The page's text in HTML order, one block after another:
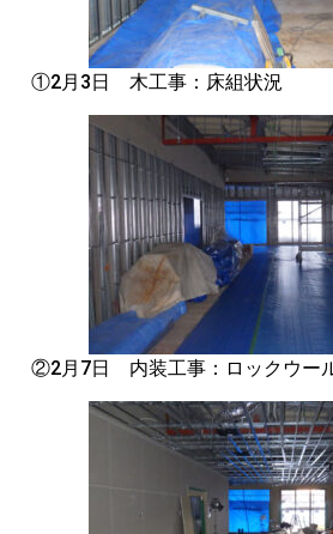
①2月3日 木工事：床組状況
②2月7日 内装工事：ロックウー